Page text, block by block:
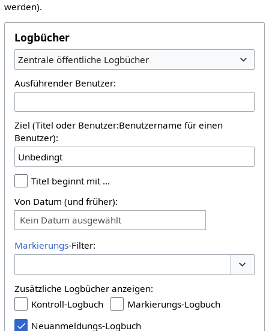
werden).
Logbücher
Zentrale öffentliche Logbücher
Ausführender Benutzer:
Ziel (Titel oder Benutzer:Benutzername für einen
Benutzer):
Titel beginnt mit …
Von Datum (und früher):
Kein Datum ausgewählt
Markierungs-Filter:
Zusätzliche Logbücher anzeigen:
Kontroll-Logbuch
Markierungs-Logbuch
Neuanmeldungs-Logbuch